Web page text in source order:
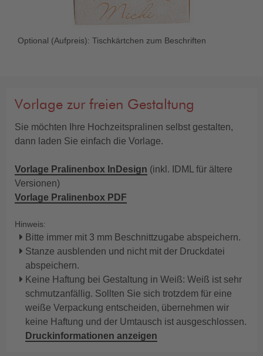
Optional (Aufpreis): Tischkärtchen zum Beschriften
Vorlage zur freien Gestaltung
Sie möchten Ihre Hochzeitspralinen selbst gestalten,
dann laden Sie einfach die Vorlage.
Vorlage Pralinenbox InDesign (inkl. IDML für ältere
Versionen)
Vorlage Pralinenbox PDF
Hinweis:
Bitte immer mit 3 mm Beschnittzugabe abspeichern.
Stanze ausblenden und nicht mit der Druckdatei
abspeichern.
Keine Haftung bei Gestaltung in Weiß: Weiß ist sehr
schmutzanfällig. Sollten Sie sich trotzdem für eine
weiße Verpackung entscheiden, übernehmen wir
keine Haftung und der Umtausch ist ausgeschlossen.
Druckinformationen anzeigen